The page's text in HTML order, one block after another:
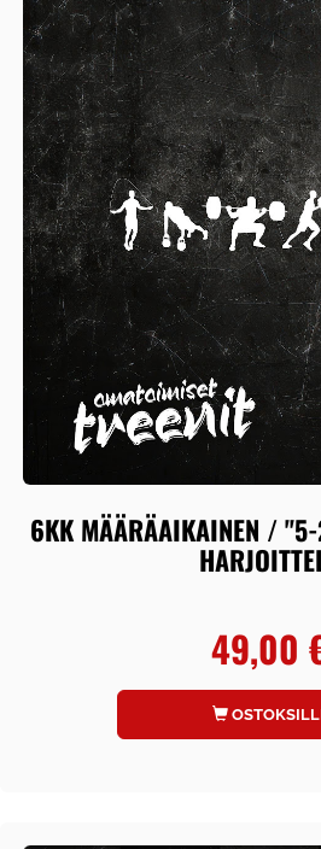
6KK MÄÄRÄAIKAINEN /
49,00